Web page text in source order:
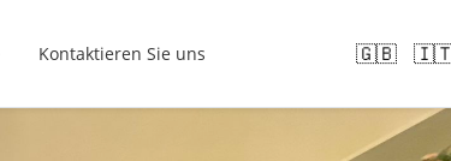
Kontaktieren Sie uns 🇬🇧